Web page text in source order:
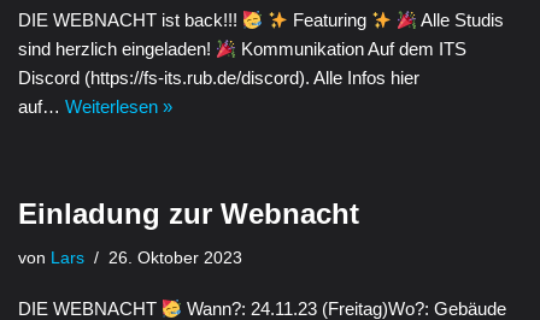
DIE WEBNACHT ist back!!! Featuring
Alle Studis
sind herzlich eingeladen!
Kommunikation Auf dem ITS
Discord (https://fs-its.rub.de/discord). Alle Infos hier
auf… Weiterlesen »
Einladung zur Webnacht
von Lars 26. Oktober 2023
DIE WEBNACHT
Wann?: 24.11.23 (Freitag)Wo?: Gebäude